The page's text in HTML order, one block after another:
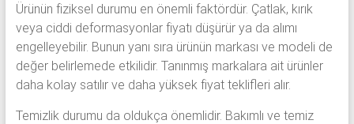
Ürünün fiziksel durumu en önemli faktördür. Çatlak, kırık
veya ciddi deformasyonlar fiyatı düşürür ya da alımı
engelleyebilir. Bunun yanı sıra ürünün markası ve modeli de
değer belirlemede etkilidir. Tanınmış markalara ait ürünler
daha kolay satılır ve daha yüksek fiyat teklifleri alır.
Temizlik durumu da oldukça önemlidir. Bakımlı ve temiz